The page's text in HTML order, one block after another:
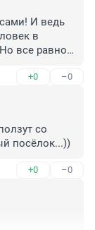
И ведь
в
все равно,
+0 –0
со
посёлок...))
+0 –0